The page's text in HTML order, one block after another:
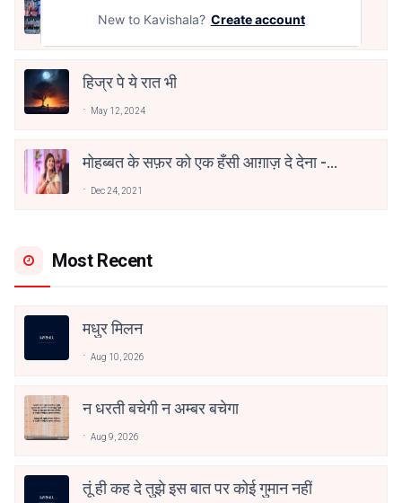
वाहिद अली वाहिद
हिज्र पे ये रात भी
May 12, 2024
मोहब्बत के सफ़र को एक हँसी आग़ाज़ दे देना -
Dec 24, 2021
Most Recent
मधुर मिलन
Aug 10, 2026
न धरती बचेगी न अम्बर बचेगा
Aug 9, 2026
तूं ही कह दे तुझे इस बात पर कोई गुमान नहीं
New to Kavishala? Create account